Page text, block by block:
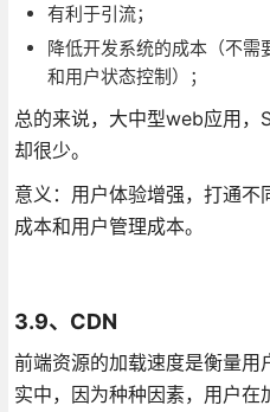
有利于引流；
降低开发系统的成本（不需
和用户状态控制）；
总的来说，大中型web应用，
却很少。
意义：用户体验增强，打通
成本和用户管理成本。
3.9、CDN
前端资源的加载速度是衡量
实中，因为种种因素，用户